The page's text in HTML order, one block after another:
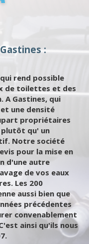
:
rend possible
de toilettes et des
A Gastines, qui
une densité
propriétaires
qu' un
Notre société
pour la mise en
d'une autre
de vos eaux
Les 200
aussi bien que
précédentes
convenablement
ainsi qu'ils nous